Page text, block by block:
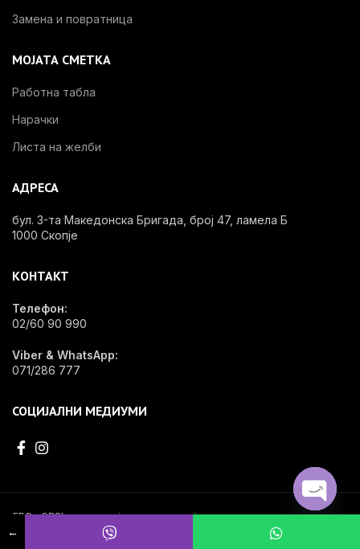
Замена и повратница
МОЈАТА СМЕТКА
Работна табла
Нарачки
Листа на желби
АДРЕСА
бул. 3-та Македонска Бригада, број 47, ламела Б
1000 Скопје
КОНТАКТ
Телефон:
02/60 90 990
Viber & WhatsApp:
071/286 777
СОЦИЈАЛНИ МЕДИУМИ
EDG - OPShop e специјализирана онлајн продавница за стоматолошки
материјал, инвентар и опрема.
←
OPEN